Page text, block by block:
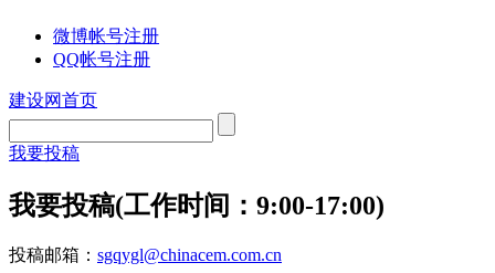
微博帐号注册
QQ帐号注册
建设网首页
我要投稿
我要投稿(工作时间：9:00-17:00)
投稿邮箱： sgqygl@chinacem.com.cn